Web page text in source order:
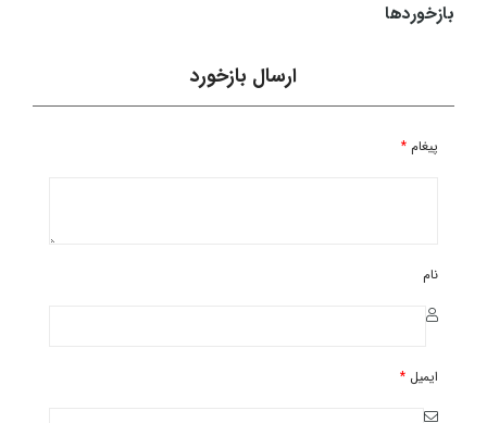
بازخوردها
ارسال بازخورد
پیغام *
نام
ایمیل *